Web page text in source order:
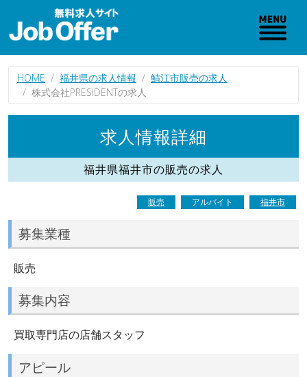
HOME 福井県の求人情報
鯖江市販売の求人
株式会社PRESIDENTの求人
求人情報詳細
福井県福井市の販売の求人
販売 アルバイト 福井市
募集業種
販売
募集内容
買取専門店の店舗スタッフ
アピール